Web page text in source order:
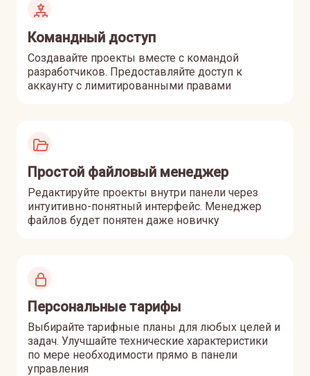
Командный доступ
Создавайте проекты вместе с командой
разработчиков. Предоставляйте доступ к
аккаунту с лимитированными правами
Простой файловый менеджер
Редактируйте проекты внутри панели через
интуитивно-понятный интерфейс. Менеджер
файлов будет понятен даже новичку
Персональные тарифы
Выбирайте тарифные планы для любых целей и
задач. Улучшайте технические характеристики
по мере необходимости прямо в панели
управления